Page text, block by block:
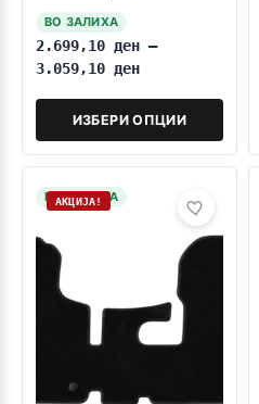
ВО ЗАЛИХА
2.699,10 ден –
3.059,10 ден
ИЗБЕРИ ОПЦИИ
НА ЗАЛИХА
АКЦИЈА!